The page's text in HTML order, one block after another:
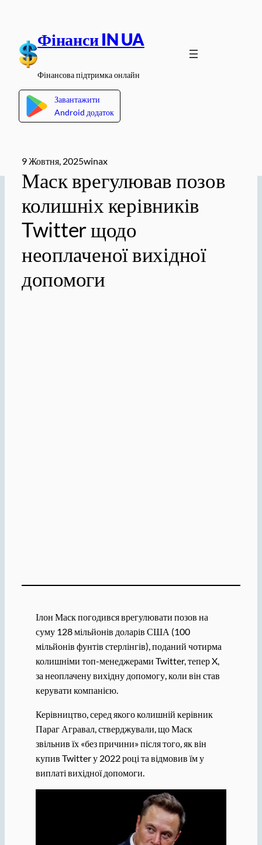
вмісту
Фінанси IN UA
Фінансова підтримка онлайн
Завантажити
Android додаток
9 Жовтня, 2025winax
Маск врегулював позов
колишніх керівників
Twitter щодо
неоплаченої вихідної
допомоги
Ілон Маск погодився врегулювати позов на
суму 128 мільйонів доларів США (100
мільйонів фунтів стерлінгів), поданий чотирма
колишніми топ-менеджерами Twitter, тепер X,
за неоплачену вихідну допомогу, коли він став
керувати компанією.
Керівництво, серед якого колишній керівник
Параг Агравал, стверджували, що Маск
звільнив їх «без причини» після того, як він
купив Twitter у 2022 році та відмовив їм у
виплаті вихідної допомоги.